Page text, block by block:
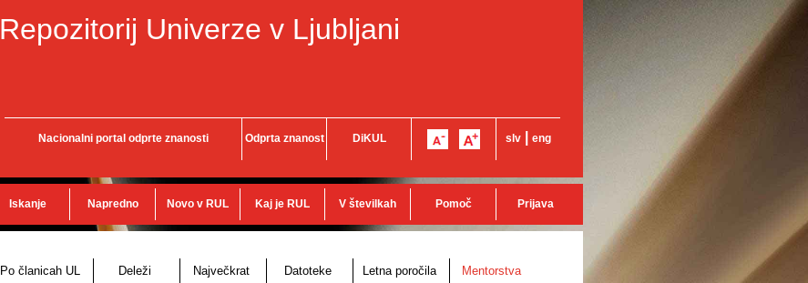
Repozitorij Univerze v Ljubljani
Nacionalni portal odprte znanosti Odprta znanost DiKUL slv eng
Iskanje Napredno Novo v RUL Kaj je RUL V številkah Pomoč Prijava
Po članicah UL Deleži Največkrat Datoteke Letna poročila
Mentorstva